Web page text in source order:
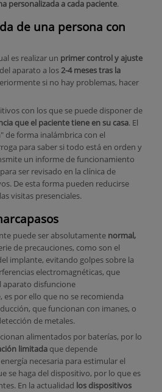
personalizada a cada paciente.
de una persona con
es realizar un primer control y ajuste
aparato a los2-4 meses tras la
si no hay problemas, hacer
con los que se puede disponer de
que el paciente tiene en su casa. El
de forma inalámbrica con el
para saber si todo está en orden y
un informe de funcionamiento
ser revisado en la clínica de
De esta forma pueden reducirse
visitas presenciales.
puede ser absolutamente normal,
de precauciones, como son el
implante, evitando golpes sobre la
electromagnéticas, que
aparato disfuncione
por ello que no se recomienda
que funcionan con imanes, o
de metales.
alimentados por baterías, por lo
limitada que depende
necesaria para estimular el
se haga del dispositivo, por lo que es
En la actualidad los dispositivos